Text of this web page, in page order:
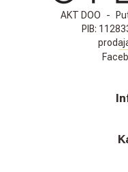
AKT DOO -
PIB: